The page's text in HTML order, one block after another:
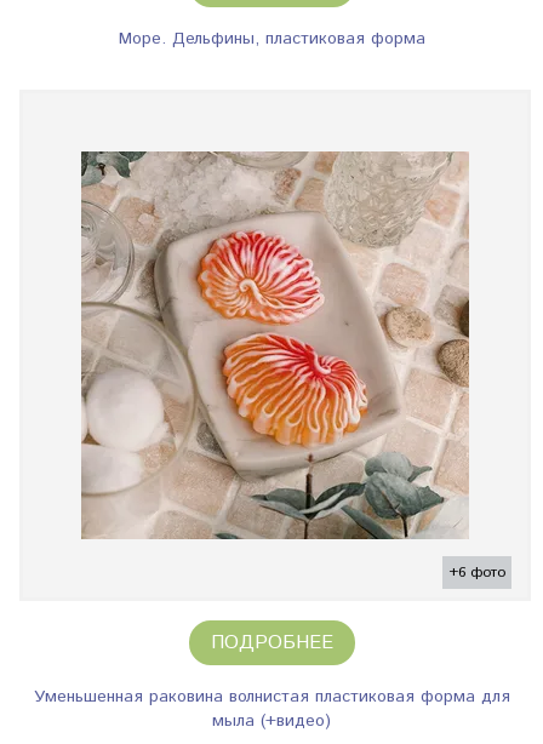
Море. Дельфины, пластиковая форма
+6 фото
ПОДРОБНЕЕ
Уменьшенная раковина волнистая пластиковая форма для
мыла (+видео)